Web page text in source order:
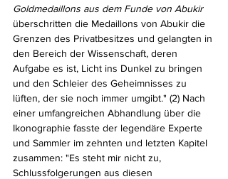
Goldmedaillons aus dem Funde von Abukir
überschritten die Medaillons von Abukir die
Grenzen des Privatbesitzes und gelangten in
den Bereich der Wissenschaft, deren
Aufgabe es ist, Licht ins Dunkel zu bringen
und den Schleier des Geheimnisses zu
lüften, der sie noch immer umgibt." (2) Nach
einer umfangreichen Abhandlung über die
Ikonographie fasste der legendäre Experte
und Sammler im zehnten und letzten Kapitel
zusammen: "Es steht mir nicht zu,
Schlussfolgerungen aus diesen